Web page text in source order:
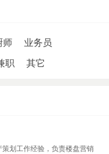
师
业务员
职 其它
划工作经验，负责楼盘营销